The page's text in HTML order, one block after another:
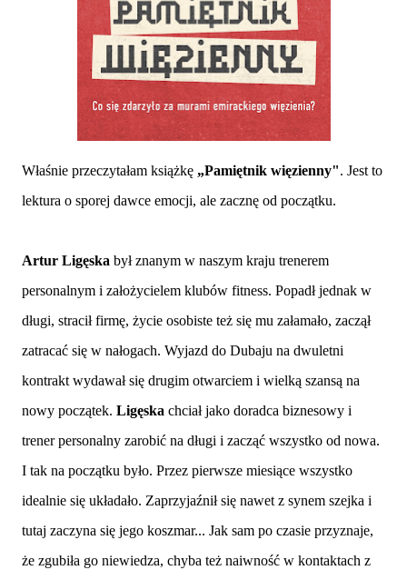
Właśnie przeczytałam książkę „Pamiętnik więzienny". Jest to
lektura o sporej dawce emocji, ale zacznę od początku.
Artur Ligęska był znanym w naszym kraju trenerem
personalnym i założycielem klubów fitness. Popadł jednak w
długi, stracił firmę, życie osobiste też się mu załamało, zaczął
zatracać się w nałogach. Wyjazd do Dubaju na dwuletni
kontrakt wydawał się drugim otwarciem i wielką szansą na
nowy początek. Ligęska chciał jako doradca biznesowy i
trener personalny zarobić na długi i zacząć wszystko od nowa.
I tak na początku było. Przez pierwsze miesiące wszystko
idealnie się układało. Zaprzyjaźnił się nawet z synem szejka i
tutaj zaczyna się jego koszmar... Jak sam po czasie przyznaje,
że zgubiła go niewiedza, chyba też naiwność w kontaktach z